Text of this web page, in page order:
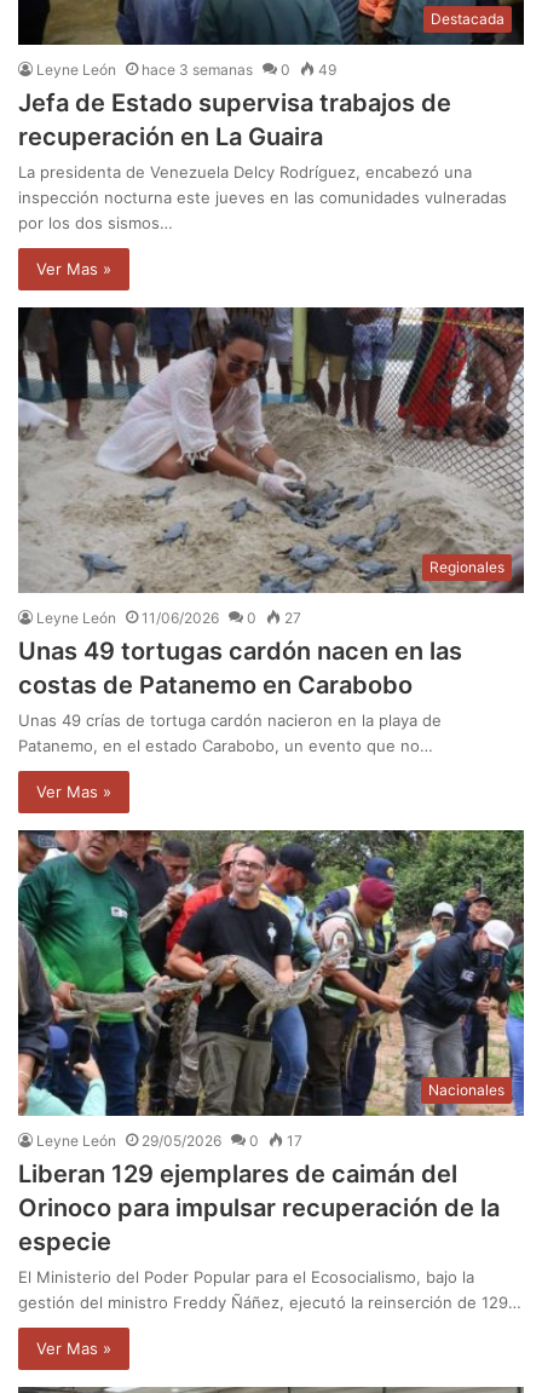
Destacada
Leyne León hace 3 semanas 0 49
Jefa de Estado supervisa trabajos de
recuperación en La Guaira
La presidenta de Venezuela Delcy Rodríguez, encabezó una
inspección nocturna este jueves en las comunidades vulneradas
por los dos sismos…
Ver Mas »
Regionales
Leyne León 11/06/2026 0 27
Unas 49 tortugas cardón nacen en las
costas de Patanemo en Carabobo
Unas 49 crías de tortuga cardón nacieron en la playa de
Patanemo, en el estado Carabobo, un evento que no…
Ver Mas »
Nacionales
Leyne León 29/05/2026 0 17
Liberan 129 ejemplares de caimán del
Orinoco para impulsar recuperación de la
especie
El Ministerio del Poder Popular para el Ecosocialismo, bajo la
gestión del ministro Freddy Ñáñez, ejecutó la reinserción de 129…
Ver Mas »